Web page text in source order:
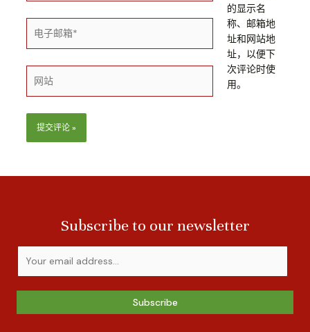
的显示名
称、邮箱地
址和网站地
址，以便下
次评论时使
用。
Subscribe to our newsletter
Subscribe